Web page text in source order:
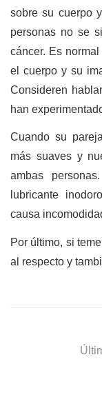
sobre su cuerpo
personas no se
cáncer. Es
el cuerpo y su
Consideren
han
Cuando su
más suaves y
ambas
lubricante
causa
Por último, si
al respecto y